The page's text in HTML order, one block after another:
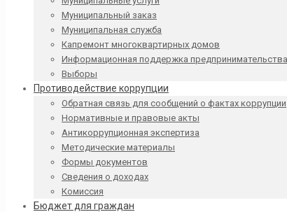
Муниципальный заказ
Муниципальная служба
Капремонт многоквартирных домов
Информационная поддержка предпринимательства
Выборы
Противодействие коррупции
Обратная связь для сообщений о фактах коррупции
Нормативные и правовые акты
Антикоррупционная экспертиза
Методические материалы
Формы документов
Сведения о доходах
Комиссия
Бюджет для граждан